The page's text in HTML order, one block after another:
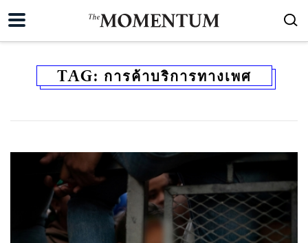
TAG: การค้าบริการทางเพศ